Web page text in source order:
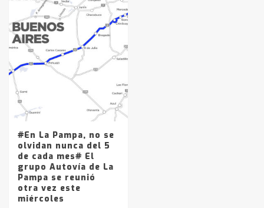
#En La Pampa, no se
olvidan nunca del 5
de cada mes# El
grupo Autovía de La
Pampa se reunió
otra vez este
miércoles